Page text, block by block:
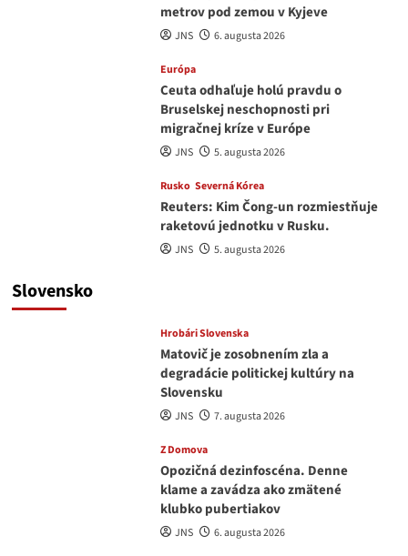
metrov pod zemou v Kyjeve
JNS 6. augusta 2026
Európa
Ceuta odhaľuje holú pravdu o
Bruselskej neschopnosti pri
migračnej kríze v Európe
JNS 5. augusta 2026
Rusko Severná Kórea
Reuters: Kim Čong-un rozmiestňuje
raketovú jednotku v Rusku.
JNS 5. augusta 2026
Slovensko
Hrobári Slovenska
Matovič je zosobnením zla a
degradácie politickej kultúry na
Slovensku
JNS 7. augusta 2026
Z Domova
Opozičná dezinfoscéna. Denne
klame a zavádza ako zmätené
klubko pubertiakov
JNS 6. augusta 2026